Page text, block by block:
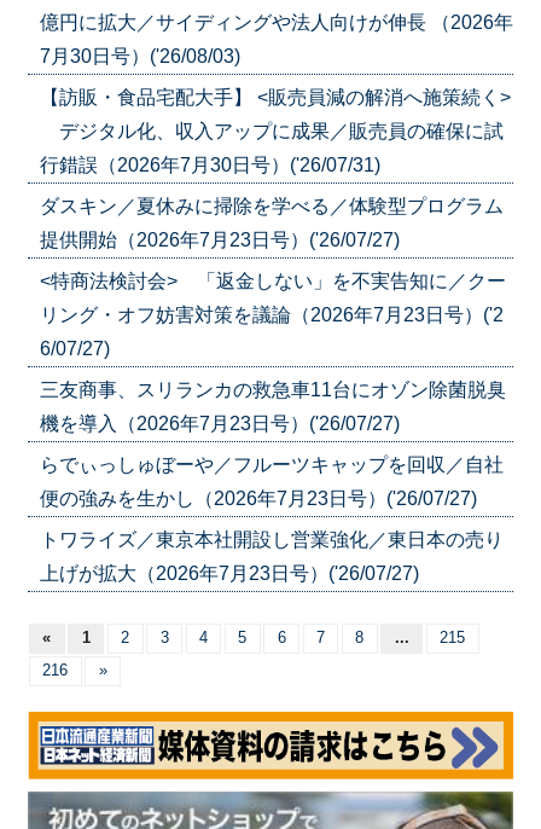
億円に拡大／サイディングや法人向けが伸長 （2026年
7月30日号）('26/08/03)
【訪販・食品宅配大手】 <販売員減の解消へ施策続く>
デジタル化、収入アップに成果／販売員の確保に試
行錯誤（2026年7月30日号）('26/07/31)
ダスキン／夏休みに掃除を学べる／体験型プログラム
提供開始（2026年7月23日号）('26/07/27)
<特商法検討会> 「返金しない」を不実告知に／クー
リング・オフ妨害対策を議論（2026年7月23日号）('2
6/07/27)
三友商事、スリランカの救急車11台にオゾン除菌脱臭
機を導入（2026年7月23日号）('26/07/27)
らでぃっしゅぼーや／フルーツキャップを回収／自社
便の強みを生かし（2026年7月23日号）('26/07/27)
トワライズ／東京本社開設し営業強化／東日本の売り
上げが拡大（2026年7月23日号）('26/07/27)
« 1 2 3 4 5 6 7 8 ...
215
216
»